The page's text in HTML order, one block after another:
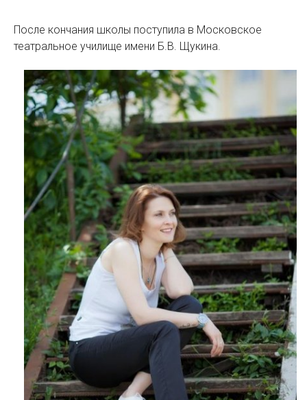
После кончания школы поступила в Московское
театральное училище имени Б.В. Щукина.